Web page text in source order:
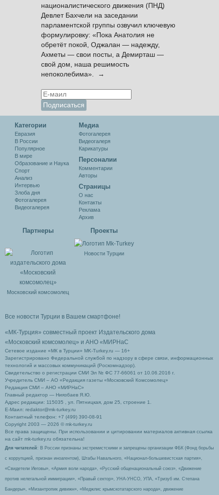
националистического движения (ПНД)
Девлет Бахчели на заседании
парламентской группы озвучил ключевую
формулировку: «Пока Анатолия не
обретёт покой, Оджалан — надежду,
Ахметы — свои посты, а Демирташ —
свой дом, наша решимость
непоколебима». →
Категории
Евразия
В России
Популярное
В мире
Образование и Наука
Спорт
Анализ
Интервью
Злоба дня
Фотогалерея
Видеогалерея
Медиа
Фотогалерея
Видеогалеря
Карикатуры
Персоналии
Комментарии
Авторы
Cтраницы
О нас
Контакты
Реклама
Архив
Партнеры
Московский комсомолец
Проекты
Новости Турции
Все новости Турции в Вашем смартфоне!
«МК-Турция» совместный проект Издательского дома
«Московский комсомолец» и АНО «МИРНаС
Сетевое издание «МК в Турции» MK-Turkey.ru — 16+
Зарегистрировано Федеральной службой по надзору в сфере связи, информационных
технологий и массовых коммуникаций (Роскомнадзор).
Свидетельство о регистрации СМИ Эл № ФС 77-66061 от 10.06.2016 г.
Учредитель СМИ – АО «Редакция газеты «Московский Комсомолец»
Редакция СМИ – АНО «МИРНаС»
Главный редактор — Ниязбаев Я.Ю.
Адрес редакции: 115035 , ул. Пятницкая, дом 25, строение 1.
Е-Маил: redaktor@mk-turkey.ru
Контактный телефон: +7 (499) 390-08-91
Copyright 2003 — 2026 © mk-turkey.ru
Все права защищены. При использовании и цитировании материалов активная ссылка
на сайт mk-turkey.ru обязательна!
Для читателей : В России признаны экстремистскими и запрещены организации ФБК (Фонд борьбы
с коррупцией, признан иноагентом), Штабы Навального, «Национал-большевистская партия»,
«Свидетели Иеговы», «Армия воли народа», «Русский общенациональный союз», «Движение
против нелегальной иммиграции», «Правый сектор», УНА-УНСО, УПА, «Тризуб им. Степана
Бандеры», «Мизантропик дивижн», «Меджлис крымскотатарского народа», движение